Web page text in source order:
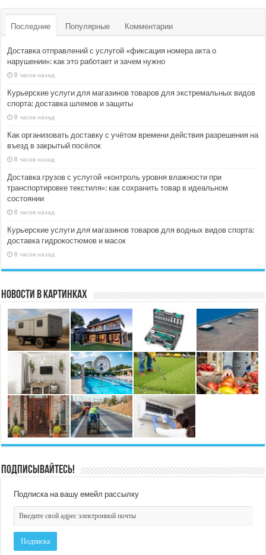
Последние Популярные Комментарии
Доставка отправлений с услугой «фиксация номера акта о
нарушении»: как это работает и зачем нужно
8 часов назад
Курьерские услуги для магазинов товаров для экстремальных видов
спорта: доставка шлемов и защиты
8 часов назад
Как организовать доставку с учётом времени действия разрешения на
въезд в закрытый посёлок
8 часов назад
Доставка грузов с услугой «контроль уровня влажности при
транспортировке текстиля»: как сохранить товар в идеальном
состоянии
8 часов назад
Курьерские услуги для магазинов товаров для водных видов спорта:
доставка гидрокостюмов и масок
8 часов назад
Новости в картинках
Подписывайтесь!
Подписка на вашу емейл рассылку